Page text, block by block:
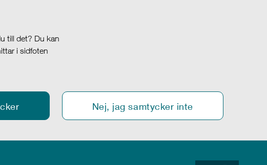
till det? Du kan
i sidfoten
Nej, jag samtycker inte